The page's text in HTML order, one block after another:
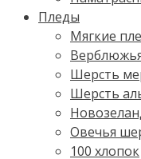
Пледы
Мягкие
Шерсть
Шерсть
Овечья
100 хлопок